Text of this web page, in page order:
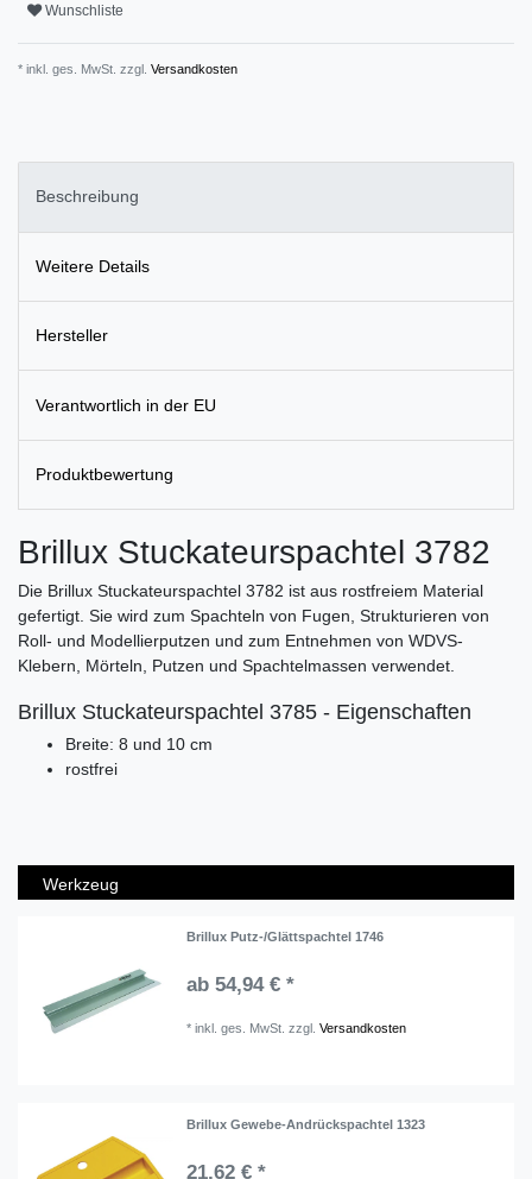
Wunschliste
* inkl. ges. MwSt. zzgl. Versandkosten
Beschreibung
Weitere Details
Hersteller
Verantwortlich in der EU
Produktbewertung
Brillux Stuckateurspachtel 3782
Die Brillux Stuckateurspachtel 3782 ist aus rostfreiem Material
gefertigt. Sie wird zum Spachteln von Fugen, Strukturieren von
Roll- und Modellierputzen und zum Entnehmen von WDVS-
Klebern, Mörteln, Putzen und Spachtelmassen verwendet.
Brillux Stuckateurspachtel 3785 - Eigenschaften
Breite: 8 und 10 cm
rostfrei
Werkzeug
Brillux Putz-/Glättspachtel 1746
ab 54,94 € *
*inkl. ges. MwSt. zzgl.Versandkosten
Brillux Gewebe-Andrückspachtel 1323
21,62 € *